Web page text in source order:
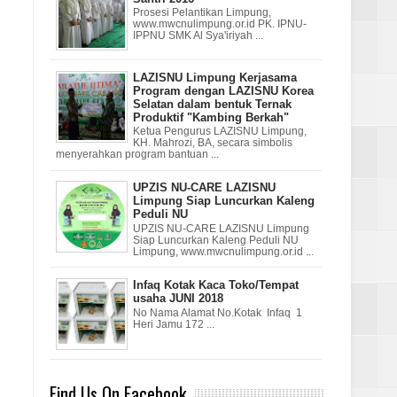
Prosesi Pelantikan Limpung,
www.mwcnulimpung.or.id PK. IPNU-
IPPNU SMK Al Sya'iriyah ...
LAZISNU Limpung Kerjasama
Program dengan LAZISNU Korea
Selatan dalam bentuk Ternak
Produktif "Kambing Berkah"
Ketua Pengurus LAZISNU Limpung,
KH. Mahrozi, BA, secara simbolis
menyerahkan program bantuan ...
UPZIS NU-CARE LAZISNU
Limpung Siap Luncurkan Kaleng
Peduli NU
UPZIS NU-CARE LAZISNU Limpung
Siap Luncurkan Kaleng Peduli NU
Limpung, www.mwcnulimpung.or.id ...
Infaq Kotak Kaca Toko/Tempat
usaha JUNI 2018
No Nama Alamat No.Kotak Infaq 1
Heri Jamu 172 ...